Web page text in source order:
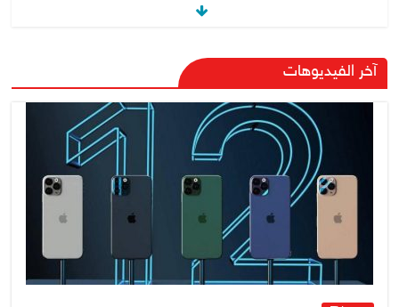
النزاهة تنفي مداهمة منزل شقيق
رئيس وزراء سابق في الكاظمية
رئيس حكومة إقليم كردستان مسرور
بارزاني ينفي ما يشاع عن وجود
عسكري أمريكي في بعض قواعد
الإقليم
آخر الفيديوهات